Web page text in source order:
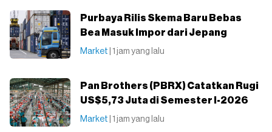
Purbaya Rilis Skema Baru Bebas
Bea Masuk Impor dari Jepang
Market | 1 jam yang lalu
Pan Brothers (PBRX) Catatkan Rugi
US$5,73 Juta di Semester I-2026
Market | 1 jam yang lalu